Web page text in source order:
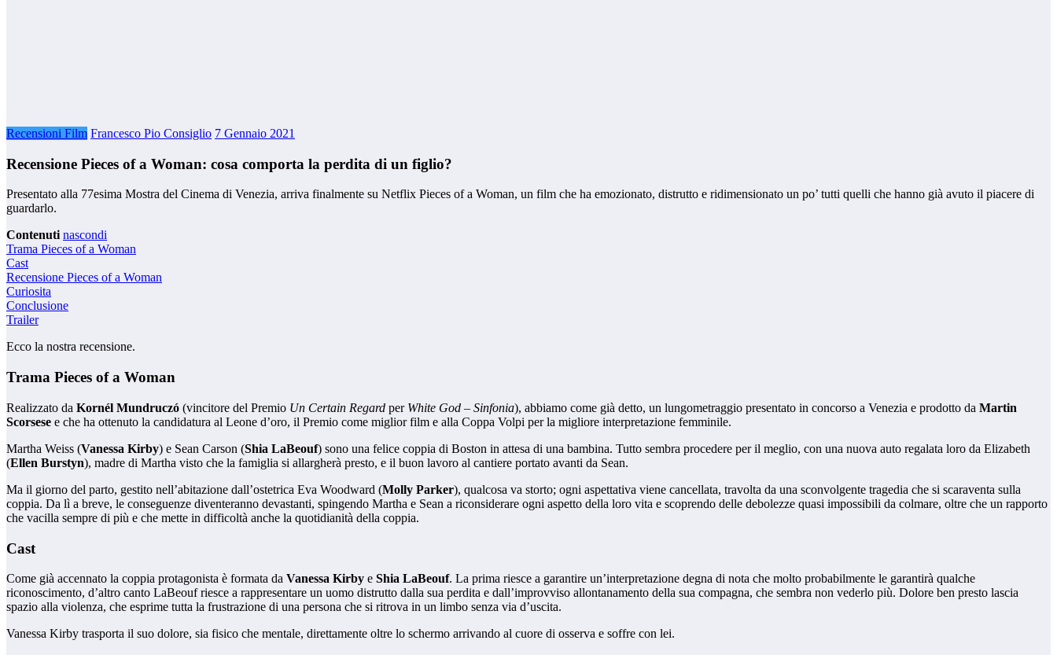
Recensioni Film Francesco Pio Consiglio 7 Gennaio 2021
Recensione Pieces of a Woman: cosa comporta la perdita di un figlio?
Presentato alla 77esima Mostra del Cinema di Venezia, arriva finalmente su Netflix Pieces of a Woman, un film che ha emozionato, distrutto e ridimensionato un po’ tutti quelli che hanno già avuto il piacere di
guardarlo.
Contenuti nascondi
Trama Pieces of a Woman
Cast
Recensione Pieces of a Woman
Curiosita
Conclusione
Trailer
Ecco la nostra recensione.
Trama Pieces of a Woman
Realizzato da Kornél Mundruczó (vincitore del Premio Un Certain Regard per White God – Sinfonia), abbiamo come già detto, un lungometraggio presentato in concorso a Venezia e prodotto da Martin
Scorsese e che ha ottenuto la candidatura al Leone d’oro, il Premio come miglior film e alla Coppa Volpi per la migliore interpretazione femminile.
Martha Weiss (Vanessa Kirby) e Sean Carson (Shia LaBeouf) sono una felice coppia di Boston in attesa di una bambina. Tutto sembra procedere per il meglio, con una nuova auto regalata loro da Elizabeth
(Ellen Burstyn), madre di Martha visto che la famiglia si allargherà presto, e il buon lavoro al cantiere portato avanti da Sean.
Ma il giorno del parto, gestito nell’abitazione dall’ostetrica Eva Woodward (Molly Parker), qualcosa va storto; ogni aspettativa viene cancellata, travolta da una sconvolgente tragedia che si scaraventa sulla
coppia. Da lì a breve, le conseguenze diventeranno devastanti, spingendo Martha e Sean a riconsiderare ogni aspetto della loro vita e scoprendo delle debolezze quasi impossibili da colmare, oltre che un rapporto
che vacilla sempre di più e che mette in difficoltà anche la quotidianità della coppia.
Cast
Come già accennato la coppia protagonista è formata da Vanessa Kirby e Shia LaBeouf. La prima riesce a garantire un’interpretazione degna di nota che molto probabilmente le garantirà qualche
riconoscimento, d’altro canto LaBeouf riesce a rappresentare un uomo distrutto dalla sua perdita e dall’improvviso allontanamento della sua compagna, che sembra non vederlo più. Dolore ben presto lascia
spazio alla violenza, che esprime tutta la frustrazione di una persona che si ritrova in un limbo senza via d’uscita.
Vanessa Kirby trasporta il suo dolore, sia fisico che mentale, direttamente oltre lo schermo arrivando al cuore di osserva e soffre con lei.